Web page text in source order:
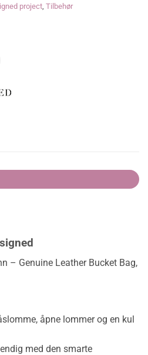
project Tilbehør
– Genuine Leather Bucket Bag,
åpne lommer og en kul
med den smarte